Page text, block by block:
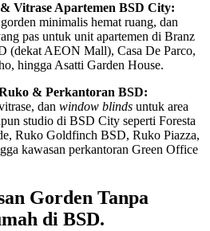
Vitrase Apartemen BSD City:
minimalis hemat ruang, dan
pas untuk unit apartemen di Branz
(dekat AEON Mall), Casa De Parco,
hingga Asatti Garden House.
& Perkantoran BSD:
dan window blinds untuk area
studio di BSD City seperti Foresta
Ruko Goldfinch BSD, Ruko Piazza,
kawasan perkantoran Green Office
Gorden Tanpa
di BSD.